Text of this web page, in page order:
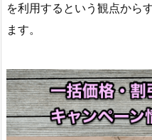
を利用するという観点から
ます。